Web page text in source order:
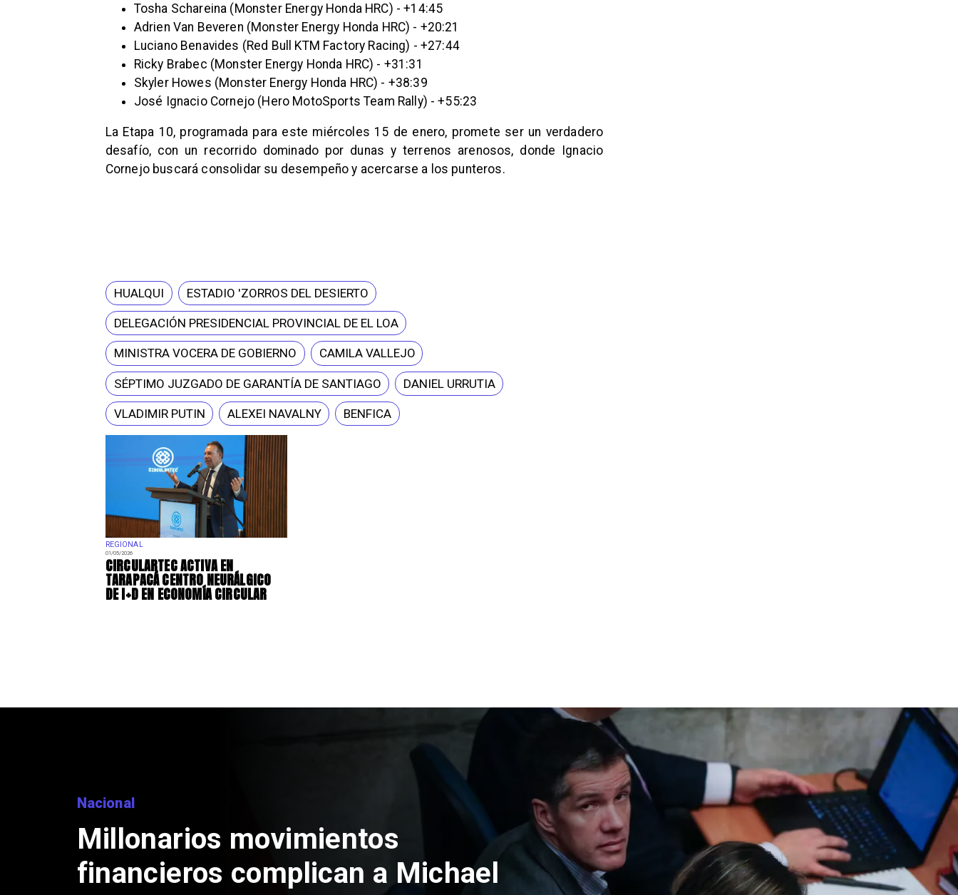
REGIONAL
01/05/2026
​CIRCULARTEC ACTIVA EN
TARAPACÁ CENTRO NEURÁLGICO
DE I+D EN ECONOMÍA CIRCULAR
Tosha Schareina (Monster Energy Honda HRC) - +14:45
Adrien Van Beveren (Monster Energy Honda HRC) - +20:21
Luciano Benavides (Red Bull KTM Factory Racing) - +27:44
Ricky Brabec (Monster Energy Honda HRC) - +31:31
Skyler Howes (Monster Energy Honda HRC) - +38:39
José Ignacio Cornejo (Hero MotoSports Team Rally) - +55:23
La Etapa 10, programada para este miércoles 15 de enero, promete ser un verdadero
desafío, con un recorrido dominado por dunas y terrenos arenosos, donde Ignacio
Cornejo buscará consolidar su desempeño y acercarse a los punteros.
HUALQUI ESTADIO 'ZORROS DEL DESIERTO
DELEGACIÓN PRESIDENCIAL PROVINCIAL DE EL LOA
MINISTRA VOCERA DE GOBIERNO CAMILA VALLEJO
SÉPTIMO JUZGADO DE GARANTÍA DE SANTIAGO DANIEL URRUTIA
VLADIMIR PUTIN ALEXEI NAVALNY BENFICA
Nacional
Millonarios movimientos
financieros complican a Michael